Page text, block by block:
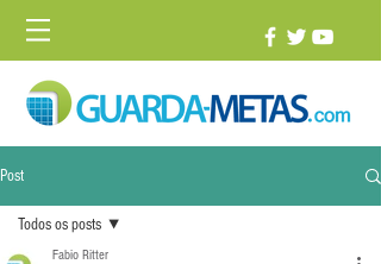
Post
Todos os posts
Fabio Ritter